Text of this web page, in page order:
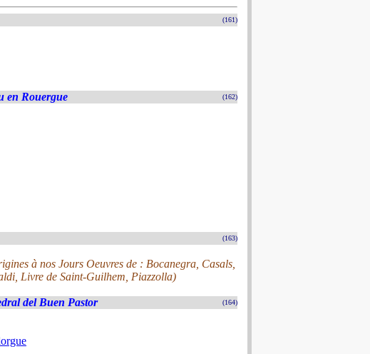
(161)
en Rouergue (162)
(163)
à nos Jours Oeuvres de : Bocanegra, Casals,
Livre de Saint-Guilhem, Piazzolla)
del Buen Pastor (164)